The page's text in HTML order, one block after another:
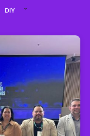
DIY